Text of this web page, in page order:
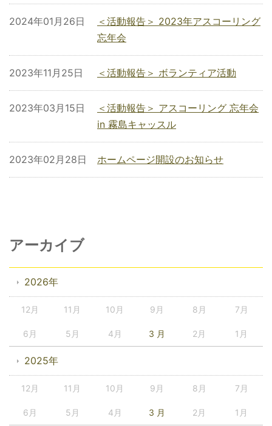
＜活動報告＞ 2023年アスコーリング
忘年会
2024年01月26日
＜活動報告＞ ボランティア活動
2023年11月25日
＜活動報告＞ アスコーリング 忘年会
in 霧島キャッスル
2023年03月15日
ホームページ開設のお知らせ
2023年02月28日
アーカイブ
2026年
12月 11月 10月 9月 8月 7月
6月 5月 4月 3 月 2月 1月
2025年
12月 11月 10月 9月 8月 7月
6月 5月 4月 3 月 2月 1月